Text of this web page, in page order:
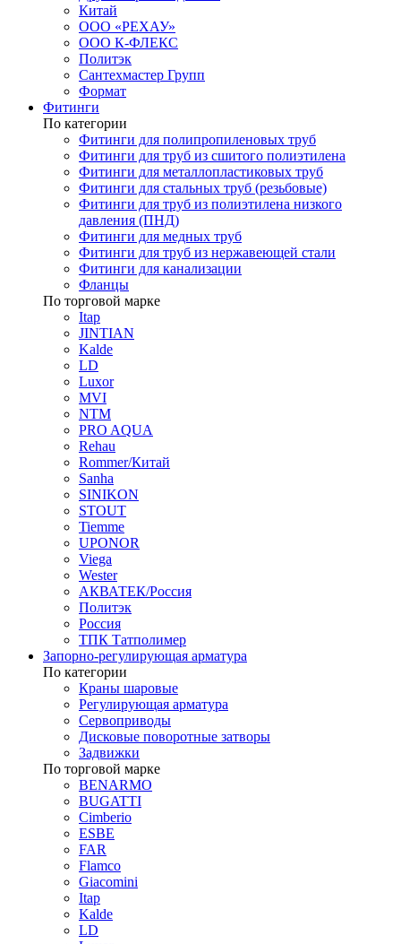
Китай
ООО «РЕХАУ»
ООО К-ФЛЕКС
Политэк
Сантехмастер Групп
Формат
Фитинги
По категории
Фитинги для полипропиленовых труб
Фитинги для труб из сшитого полиэтилена
Фитинги для металлопластиковых труб
Фитинги для стальных труб (резьбовые)
Фитинги для труб из полиэтилена низкого
давления (ПНД)
Фитинги для медных труб
Фитинги для труб из нержавеющей стали
Фитинги для канализации
Фланцы
По торговой марке
Itap
JINTIAN
Kalde
LD
Luxor
MVI
NTM
PRO AQUA
Rehau
Rommer/Китай
Sanha
SINIKON
STOUT
Tiemme
UPONOR
Viega
Wester
АКВАТЕК/Россия
Политэк
Россия
ТПК Татполимер
Запорно-регулирующая арматура
По категории
Краны шаровые
Регулирующая арматура
Сервоприводы
Дисковые поворотные затворы
Задвижки
По торговой марке
BENARMO
BUGATTI
Cimberio
ESBE
FAR
Flamco
Giacomini
Itap
Kalde
LD